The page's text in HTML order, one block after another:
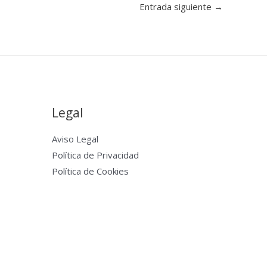
Entrada siguiente →
Legal
Aviso Legal
Política de Privacidad
Política de Cookies